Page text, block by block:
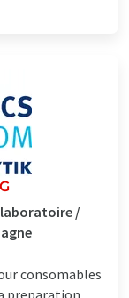
/
consomables
preparation